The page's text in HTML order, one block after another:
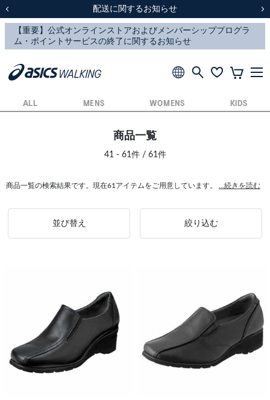
スクスク（SUKU2）価格改定のお知らせ
配送に関するお知らせ
スクスク（SUKU2）価格改定のお知らせ
配送に関するお知らせ
ALL MENS WOMENS KIDS
商品一覧
41 - 61件 / 61件
商品一覧の検索結果です。現在61アイテムをご用意しています。 ...続きを読む
並び替え 絞り込む